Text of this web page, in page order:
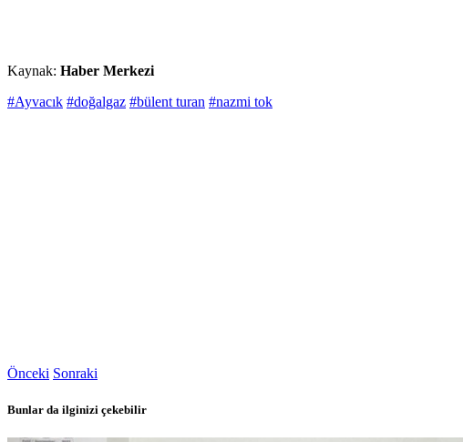
Kaynak: Haber Merkezi
#Ayvacık #doğalgaz #bülent turan #nazmi tok
Önceki Sonraki
Bunlar da ilginizi çekebilir